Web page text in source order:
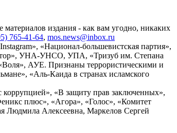
издания - как вам угодно, никаких
765-41-64, mos.news@inbox.ru
«Национал-большевистская партия»,
УНА-УНСО, УПА, «Тризуб им. Степана
АУЕ. Признаны террористическими и
«Аль-Каида в странах исламского
«В защиту прав заключенных»,
плюс», «Агора», «Голос», «Комитет
Людмила Алексеевна, Маркелов Сергей